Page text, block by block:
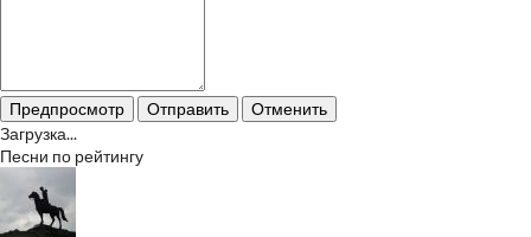
Предпросмотр Отправить Отменить
Загрузка...
Песни по рейтингу